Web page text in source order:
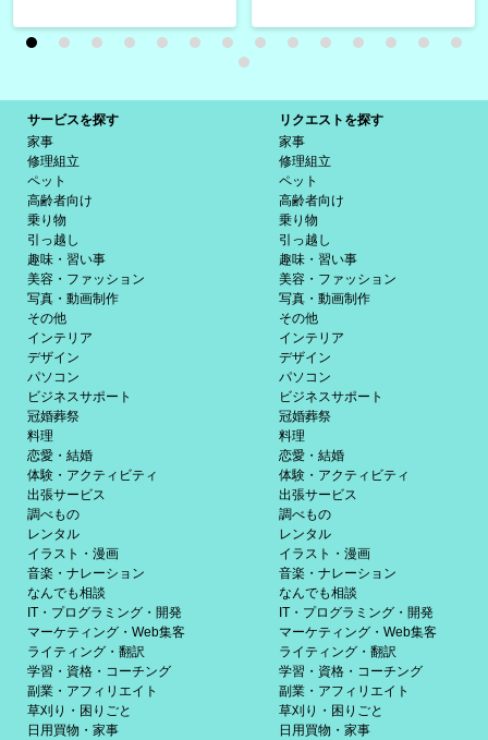
サービスを探す
家事
修理組立
ペット
高齢者向け
乗り物
引っ越し
趣味・習い事
美容・ファッション
写真・動画制作
その他
インテリア
デザイン
パソコン
ビジネスサポート
冠婚葬祭
料理
恋愛・結婚
体験・アクティビティ
出張サービス
調べもの
レンタル
イラスト・漫画
音楽・ナレーション
なんでも相談
IT・プログラミング・開発
マーケティング・Web集客
ライティング・翻訳
学習・資格・コーチング
副業・アフィリエイト
草刈り・困りごと
日用買物・家事
リクエストを探す
家事
修理組立
ペット
高齢者向け
乗り物
引っ越し
趣味・習い事
美容・ファッション
写真・動画制作
その他
インテリア
デザイン
パソコン
ビジネスサポート
冠婚葬祭
料理
恋愛・結婚
体験・アクティビティ
出張サービス
調べもの
レンタル
イラスト・漫画
音楽・ナレーション
なんでも相談
IT・プログラミング・開発
マーケティング・Web集客
ライティング・翻訳
学習・資格・コーチング
副業・アフィリエイト
草刈り・困りごと
日用買物・家事